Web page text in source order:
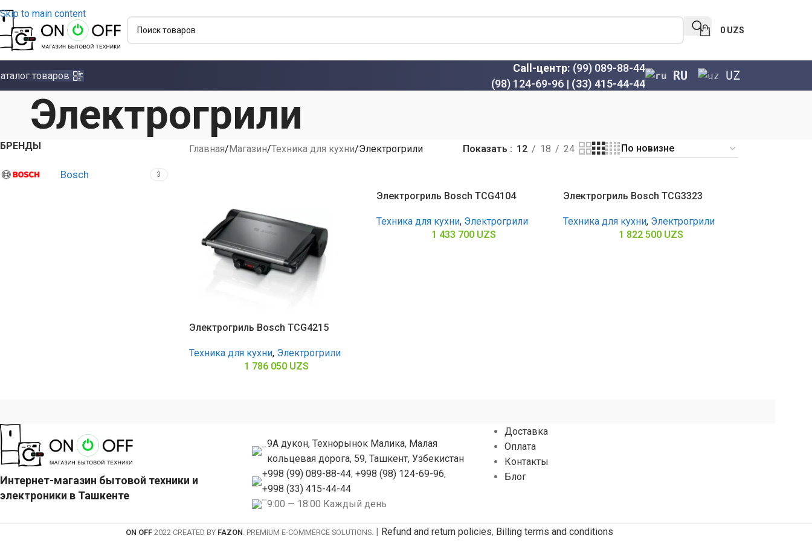
Skip to main content
0 UZS
товаров
Call-центр: (99) 089-88-44
(98) 124-69-96 | (33) 415-44-44
RU UZ
Электрогрили
БРЕНДЫ
Bosch 3
Главная Магазин Техника для кухни Электрогрили Показать 12 18 24
Электрогриль Bosch TCG4215
Техника для кухни, Электрогрили
1 786 050 UZS
Электрогриль Bosch TCG4104
Техника для кухни, Электрогрили
1 433 700 UZS
Электрогриль Bosch TCG3323
Техника для кухни, Электрогрили
1 822 500 UZS
Интернет-магазин бытовой техники и
электроники в Ташкенте
9А дукон, Технорынок Малика, Малая
кольцевая дорога, 59, Ташкент, Узбекистан
+998 (99) 089-88-44,+998 (98) 124-69-96,
+998 (33) 415-44-44
9:00 — 18:00 Каждый день
Доставка
Оплата
Контакты
Блог
ON OFF 2022 CREATED BY FAZON. PREMIUM E-COMMERCE SOLUTIONS.| Refund and return policies, Billing terms and conditions